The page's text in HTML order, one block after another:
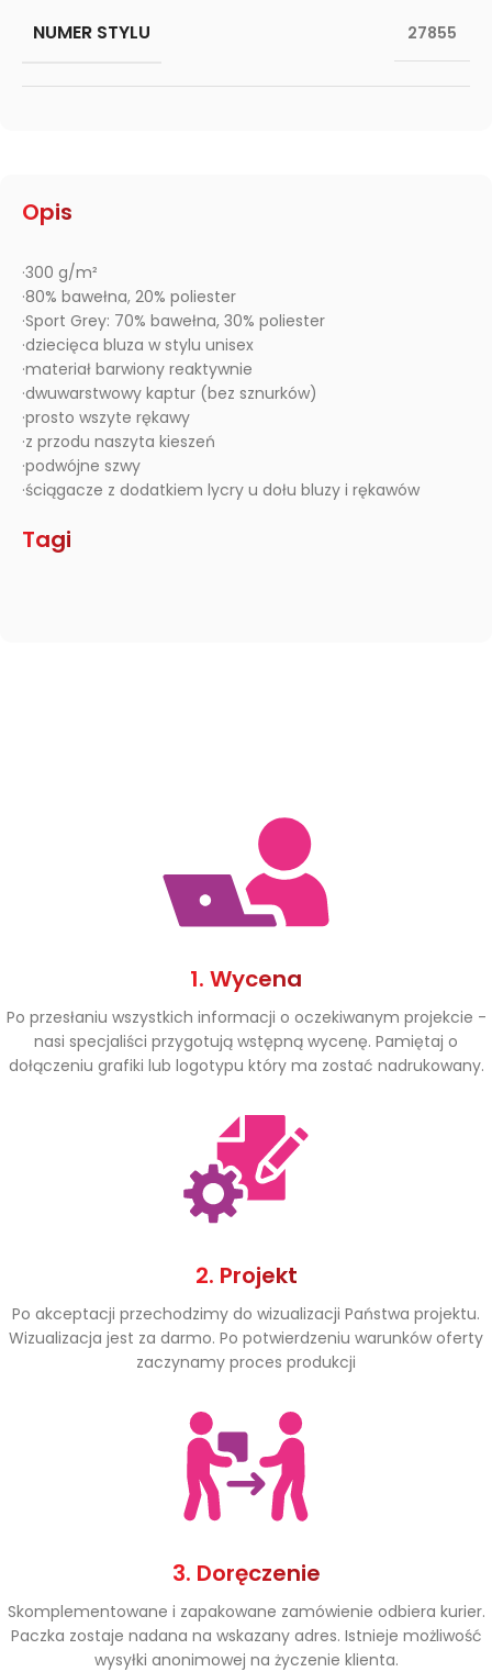
Opis
·300 g/m²
·80% bawełna, 20% poliester
·Sport Grey: 70% bawełna, 30% poliester
·dziecięca bluza w stylu unisex
·materiał barwiony reaktywnie
·dwuwarstwowy kaptur (bez sznurków)
·prosto wszyte rękawy
·z przodu naszyta kieszeń
·podwójne szwy
·ściągacze z dodatkiem lycry u dołu bluzy i rękawów
Tagi
NUMER STYLU 27855
1. Wycena
Po przesłaniu wszystkich informacji o oczekiwanym projekcie -
nasi specjaliści przygotują wstępną wycenę. Pamiętaj o
dołączeniu grafiki lub logotypu który ma zostać nadrukowany.
2. Projekt
Po akceptacji przechodzimy do wizualizacji Państwa projektu.
Wizualizacja jest za darmo. Po potwierdzeniu warunków oferty
zaczynamy proces produkcji
3. Doręczenie
Skomplementowane i zapakowane zamówienie odbiera kurier.
Paczka zostaje nadana na wskazany adres. Istnieje możliwość
wysyłki anonimowej na życzenie klienta.